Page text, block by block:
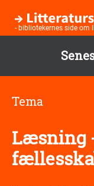
hovedindhold
- bibliotekernes side om
Tema
Læsning